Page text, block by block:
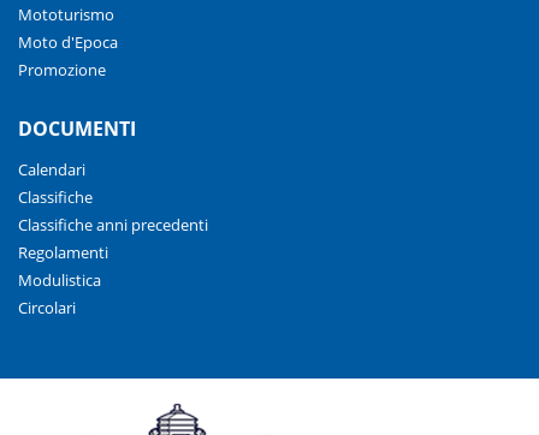
Mototurismo
Moto d'Epoca
Promozione
DOCUMENTI
Calendari
Classifiche
Classifiche anni precedenti
Regolamenti
Modulistica
Circolari